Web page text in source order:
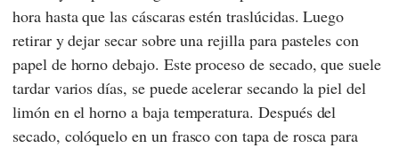
hora hasta que las cáscaras estén traslúcidas. Luego
retirar y dejar secar sobre una rejilla para pasteles con
papel de horno debajo. Este proceso de secado, que suele
tardar varios días, se puede acelerar secando la piel del
limón en el horno a baja temperatura. Después del
secado, colóquelo en un frasco con tapa de rosca para